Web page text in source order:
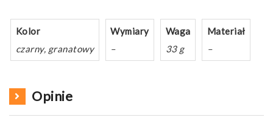
Kolor
czarny, granatowy
Wymiary
–
Waga
33 g
Materiał
–
Opinie